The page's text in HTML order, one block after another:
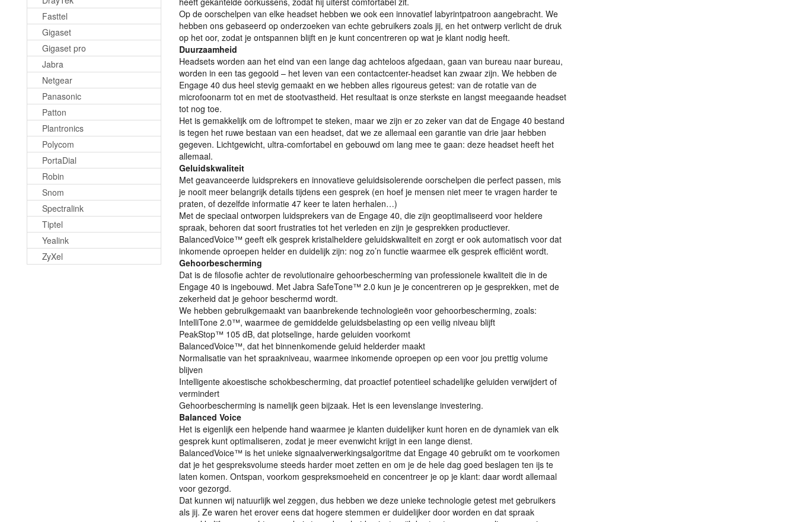
Fasttel
Gigaset
Gigaset pro
Jabra
Netgear
Panasonic
Patton
Plantronics
Polycom
PortaDial
Robin
Snom
Spectralink
Tiptel
Yealink
ZyXel
Op de oorschelpen van elke headset hebben we ook een innovatief labyrintpatroon aangebracht. We
hebben ons gebaseerd op onderzoeken van echte gebruikers zoals jij, en het ontwerp verlicht de druk
op het oor, zodat je ontspannen blijft en je kunt concentreren op wat je klant nodig heeft.
Duurzaamheid
Headsets worden aan het eind van een lange dag achteloos afgedaan, gaan van bureau naar bureau,
worden in een tas gegooid – het leven van een contactcenter-headset kan zwaar zijn. We hebben de
Engage 40 dus heel stevig gemaakt en we hebben alles rigoureus getest: van de rotatie van de
microfoonarm tot en met de stootvastheid. Het resultaat is onze sterkste en langst meegaande headset
tot nog toe.
Het is gemakkelijk om de loftrompet te steken, maar we zijn er zo zeker van dat de Engage 40 bestand
is tegen het ruwe bestaan van een headset, dat we ze allemaal een garantie van drie jaar hebben
gegeven. Lichtgewicht, ultra-comfortabel en gebouwd om lang mee te gaan: deze headset heeft het
allemaal.
Geluidskwaliteit
Met geavanceerde luidsprekers en innovatieve geluidsisolerende oorschelpen die perfect passen, mis
je nooit meer belangrijk details tijdens een gesprek (en hoef je mensen niet meer te vragen harder te
praten, of dezelfde informatie 47 keer te laten herhalen…)
Met de speciaal ontworpen luidsprekers van de Engage 40, die zijn geoptimaliseerd voor heldere
spraak, behoren dat soort frustraties tot het verleden en zijn je gesprekken productiever.
BalancedVoice™ geeft elk gesprek kristalheldere geluidskwaliteit en zorgt er ook automatisch voor dat
inkomende oproepen helder en duidelijk zijn: nog zo’n functie waarmee elk gesprek efficiënt wordt.
Gehoorbescherming
Dat is de filosofie achter de revolutionaire gehoorbescherming van professionele kwaliteit die in de
Engage 40 is ingebouwd. Met Jabra SafeTone™ 2.0 kun je je concentreren op je gesprekken, met de
zekerheid dat je gehoor beschermd wordt.
We hebben gebruikgemaakt van baanbrekende technologieën voor gehoorbescherming, zoals:
IntelliTone 2.0™, waarmee de gemiddelde geluidsbelasting op een veilig niveau blijft
PeakStop™ 105 dB, dat plotselinge, harde geluiden voorkomt
BalancedVoice™, dat het binnenkomende geluid helderder maakt
Normalisatie van het spraakniveau, waarmee inkomende oproepen op een voor jou prettig volume
blijven
Intelligente akoestische schokbescherming, dat proactief potentieel schadelijke geluiden verwijdert of
vermindert
Gehoorbescherming is namelijk geen bijzaak. Het is een levenslange investering.
Balanced Voice
Het is eigenlijk een helpende hand waarmee je klanten duidelijker kunt horen en de dynamiek van elk
gesprek kunt optimaliseren, zodat je meer evenwicht krijgt in een lange dienst.
BalancedVoice™ is het unieke signaalverwerkingsalgoritme dat Engage 40 gebruikt om te voorkomen
dat je het gespreksvolume steeds harder moet zetten en om je de hele dag goed beslagen ten ijs te
laten komen. Ontspan, voorkom gespreksmoeheid en concentreer je op je klant: daar wordt allemaal
voor gezorgd.
Dat kunnen wij natuurlijk wel zeggen, dus hebben we deze unieke technologie getest met gebruikers
als jij. Ze waren het erover eens dat hogere stemmen er duidelijker door worden en dat spraak